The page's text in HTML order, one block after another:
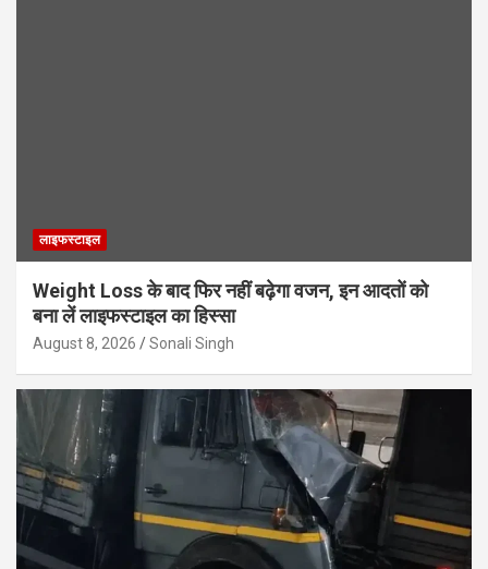
लाइफस्टाइल
Weight Loss के बाद फिर नहीं बढ़ेगा वजन, इन आदतों को
बना लें लाइफस्टाइल का हिस्सा
August 8, 2026 Sonali Singh